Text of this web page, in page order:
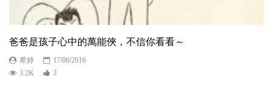
爸爸是孩子心中的萬能俠，不信你看看～
希婷
17/06/2016
3.2K
3